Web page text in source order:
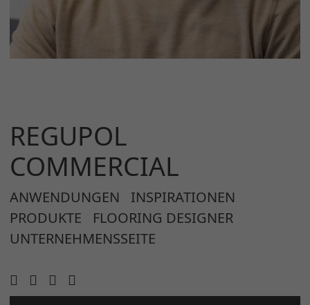
REGUPOL
COMMERCIAL
ANWENDUNGEN
INSPIRATIONEN
PRODUKTE
FLOORING DESIGNER
UNTERNEHMENSSEITE